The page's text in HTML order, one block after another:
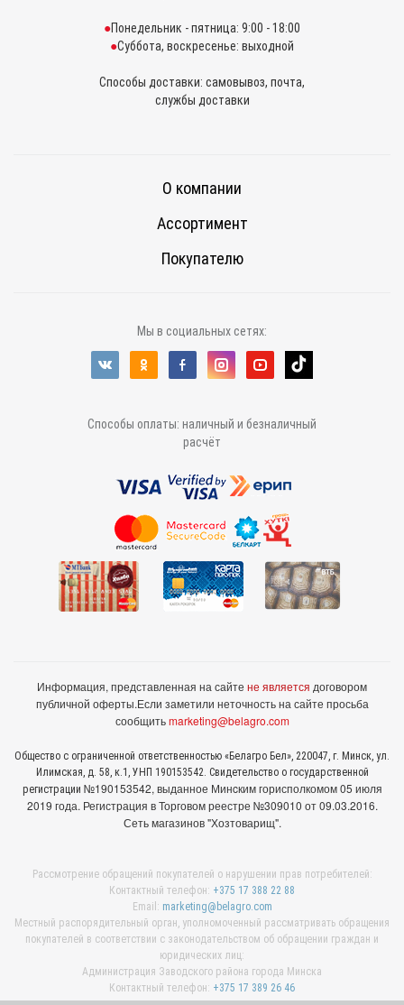
Понедельник - пятница: 9:00 - 18:00
Суббота, воскресенье: выходной
Способы доставки: самовывоз, почта,
службы доставки
О компании
Ассортимент
Покупателю
Мы в социальных сетях:
Способы оплаты: наличный и безналичный
расчёт
Информация, представленная на сайте не является договором
публичной оферты.Если заметили неточность на сайте просьба
сообщитьmarketing@belagro.com
Общество с ограниченной ответственностью «Белагро Бел», 220047, г. Минск, ул.
Илимская, д. 58, к.1, УНП 190153542. Свидетельство о государственной
регистрации №190153542, выданное Минcким горисполкомом 05 июля
2019 года. Регистрация в Торговом реестре №309010 от 09.03.2016.
Сеть магазинов "Хозтоварищ".
Рассмотрение обращений покупателей о нарушении прав потребителей:
Контактный телефон: +375 17 388 22 88
Email: marketing@belagro.com
Местный распорядительный орган, уполномоченный рассматривать обращения
покупателей в соответствии с законодательством об обращении граждан и
юридических лиц:
Администрация Заводского района города Минска
Контактный телефон: +375 17 389 26 46